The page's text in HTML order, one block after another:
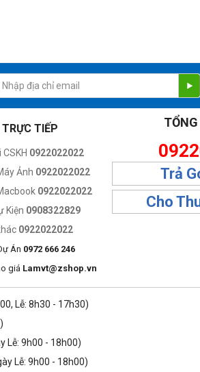
lấy nét chọn lọc, hữu ích làm việc trong
để đạt được độ trong rõ và chính xác màu
hợp mang lại hiệu suất lấy nét tự động
phơi sáng.
TRỰC TIẾP
0922022022
Ảnh 0922022022
0922022022
Kiện 0908322829
0922022022
Án 0972 666 246
giá Lamvt@zshop.vn
Trả
Cho
Lễ: 8h30 - 17h30)
Lễ: 9h00 - 18h00)
Lễ: 9h00 - 18h00)